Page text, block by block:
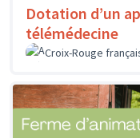
Dotation d’un
télémédecine
Croix-Rouge